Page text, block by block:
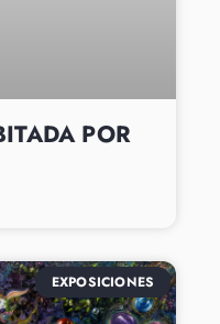
POR
EXPOSICIONES